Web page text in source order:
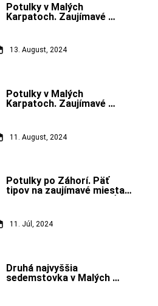
Potulky v Malých
Karpatoch. Zaujímavé
13. August, 2024
Potulky v Malých
Karpatoch. Zaujímavé
11. August, 2024
Potulky po Záhorí. Päť
tipov na zaujímavé miesta,
11. Júl, 2024
Druhá najvyššia
sedemstovka v Malých